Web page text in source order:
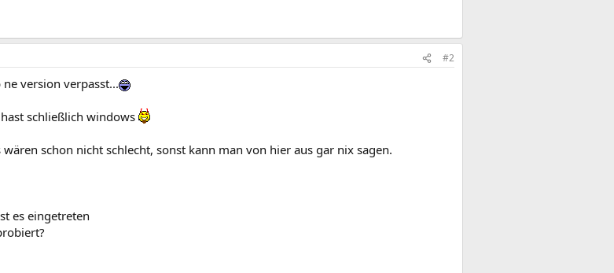
#2
version verpasst...
schließlich windows
schon nicht schlecht, sonst kann man von hier aus gar nix sagen.
es eingetreten